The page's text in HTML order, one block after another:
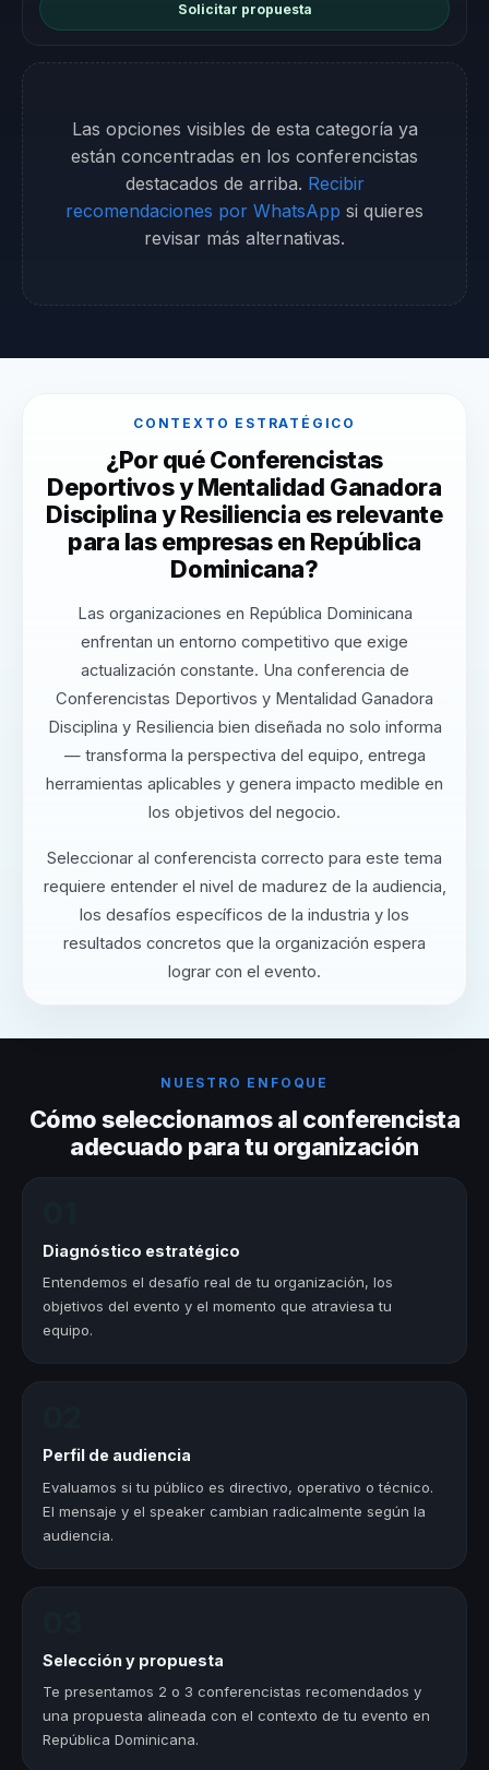
Solicitar propuesta
Las opciones visibles de esta categoría ya
están concentradas en los conferencistas
destacados de arriba. Recibir
recomendaciones por WhatsApp si quieres
revisar más alternativas.
CONTEXTO ESTRATÉGICO
¿Por qué Conferencistas
Deportivos y Mentalidad Ganadora
Disciplina y Resiliencia es relevante
para las empresas en República
Dominicana?
Las organizaciones en República Dominicana
enfrentan un entorno competitivo que exige
actualización constante. Una conferencia de
Conferencistas Deportivos y Mentalidad Ganadora
Disciplina y Resiliencia bien diseñada no solo informa
— transforma la perspectiva del equipo, entrega
herramientas aplicables y genera impacto medible en
los objetivos del negocio.
Seleccionar al conferencista correcto para este tema
requiere entender el nivel de madurez de la audiencia,
los desafíos específicos de la industria y los
resultados concretos que la organización espera
lograr con el evento.
NUESTRO ENFOQUE
Cómo seleccionamos al conferencista
adecuado para tu organización
Diagnóstico estratégico
Entendemos el desafío real de tu organización, los
objetivos del evento y el momento que atraviesa tu
equipo.
Perfil de audiencia
Evaluamos si tu público es directivo, operativo o técnico.
El mensaje y el speaker cambian radicalmente según la
audiencia.
Selección y propuesta
Te presentamos 2 o 3 conferencistas recomendados y
una propuesta alineada con el contexto de tu evento en
República Dominicana.